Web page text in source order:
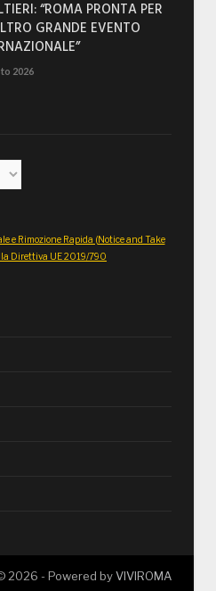
“ROMA PRONTA PER
GRANDE EVENTO
2026
e Rimozione Rapida (Notice and Take
Direttiva UE 2019/790
2026 - Powered byVIVIROMA